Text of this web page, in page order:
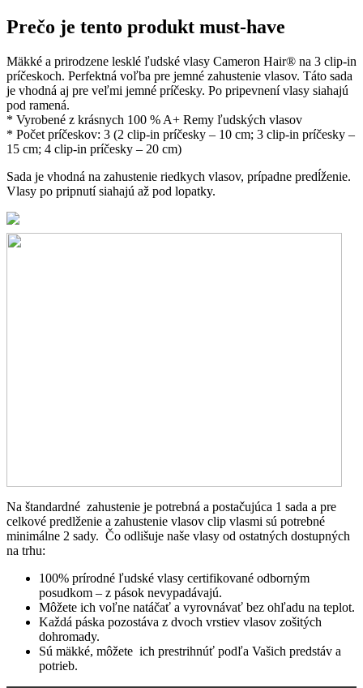
Prečo je tento produkt must-have
Mäkké a prirodzene lesklé ľudské vlasy Cameron Hair® na 3 clip-in
príčeskoch. Perfektná voľba pre jemné zahustenie vlasov. Táto sada
je vhodná aj pre veľmi jemné príčesky. Po pripevnení vlasy siahajú
pod ramená.
* Vyrobené z krásnych 100 % A+ Remy ľudských vlasov
* Počet príčeskov: 3 (2 clip-in príčesky – 10 cm; 3 clip-in príčesky –
15 cm; 4 clip-in príčesky – 20 cm)
Sada je vhodná na zahustenie riedkych vlasov, prípadne predĺženie.
Vlasy po pripnutí siahajú až pod lopatky.
Na štandardné zahustenie je potrebná a postačujúca 1 sada a pre
celkové predlženie a zahustenie vlasov clip vlasmi sú potrebné
minimálne 2 sady. Čo odlišuje naše vlasy od ostatných dostupných
na trhu:
100% prírodné ľudské vlasy certifikované odborným
posudkom – z pások nevypadávajú.
Môžete ich voľne natáčať a vyrovnávať bez ohľadu na teplot.
Každá páska pozostáva z dvoch vrstiev vlasov zošitých
dohromady.
Sú mäkké, môžete ich prestrihnúť podľa Vašich predstáv a
potrieb.